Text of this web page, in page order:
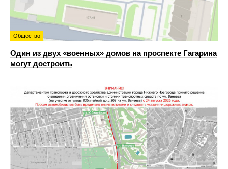
Общество
Один из двух «военных» домов на проспекте Гагарина
могут достроить